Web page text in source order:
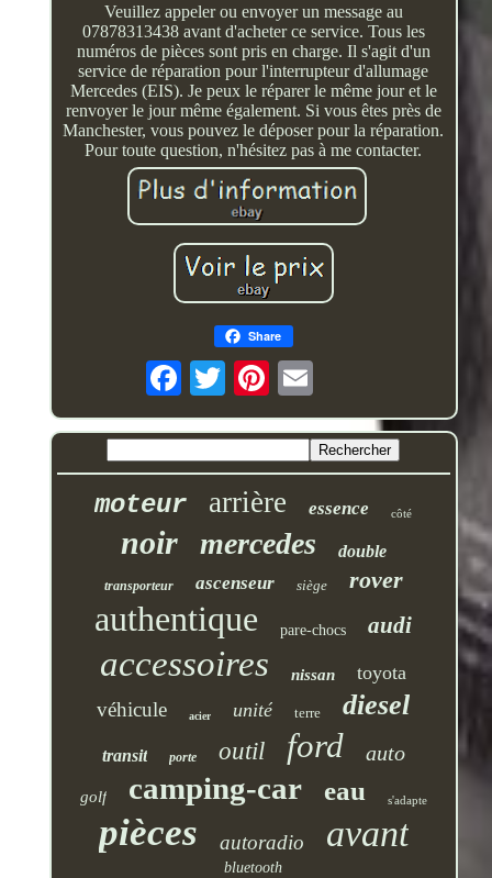
Veuillez appeler ou envoyer un message au
07878313438 avant d'acheter ce service. Tous les
numéros de pièces sont pris en charge. Il s'agit d'un
service de réparation pour l'interrupteur d'allumage
Mercedes (EIS). Je peux le réparer le même jour et le
renvoyer le jour même également. Si vous êtes près de
Manchester, vous pouvez le déposer pour la réparation.
Pour toute question, n'hésitez pas à me contacter.
Share
moteur arrière essence côté
noir mercedes double
transporteur ascenseur siège rover
authentique pare-chocs audi
accessoires nissan toyota
véhicule acier unité terre diesel
transit porte outil ford auto
golf camping-car eau s'adapte
pièces autoradio avant
bluetooth